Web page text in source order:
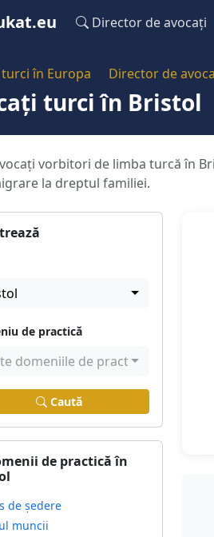
Director de avocați
în Europa Director de
turci în Bristol
vorbitori de limba turcă în
la dreptul familiei.
de practică
domeniile de practică
Caută
de practică în
de ședere
muncii